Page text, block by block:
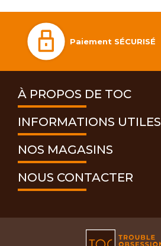
Paiement SÉCURISÉ
À PROPOS DE TOC
INFORMATIONS UTILES
NOS MAGASINS
NOUS CONTACTER